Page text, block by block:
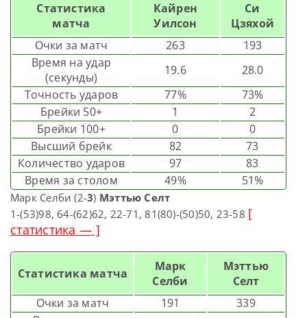
Статистика
матча
Кайрен
Уилсон
Си
Цзяхой
Очки за матч
263
193
Время на удар
(секунды)
19.6
28.0
Точность ударов
77%
73%
Брейки 50+
1
2
Брейки 100+
0
0
Высший брейк
82
73
Количество ударов
97
83
Время за столом
49% 51%
Марк Селби (2-3) Мэттью Селт
1-(53)98, 64-(62)62, 22-71, 81(80)-(50)50, 23-58 [
статистика — ]
Статистика матча
Марк
Селби
Мэттью
Селт
Очки за матч
191
339